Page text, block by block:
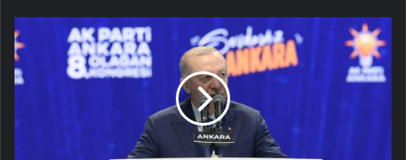
Kartalkaya'daki
otel
yangını
faciası
Cumhurbaşkanı